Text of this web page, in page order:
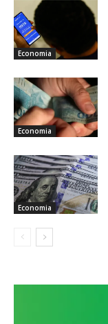
Economia
Economia
Economia